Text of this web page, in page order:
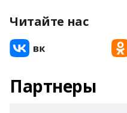
Читайте нас
Партнеры